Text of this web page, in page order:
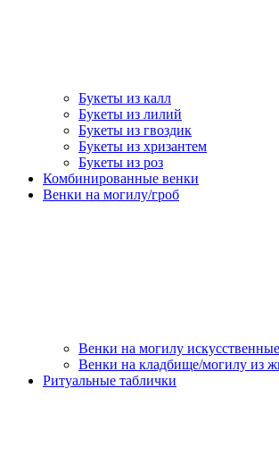
Букеты из калл
Букеты из лилий
Букеты из гвоздик
Букеты из хризантем
Букеты из роз
Комбинированные венки
Венки на могилу/гроб
Венки на могилу искусственные
Венки на кладбище/могилу из
Ритуальные таблички